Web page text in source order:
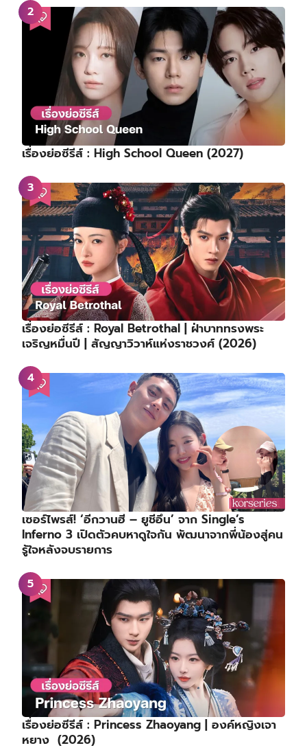
เรื่องย่อซีรีส์ : High School Queen (2027)
เรื่องย่อซีรีส์ : Royal Betrothal | ฝ่าบาททรงพระ
เจริญหมื่นปี | สัญญาวิวาห์แห่งราชวงศ์ (2026)
เซอร์ไพรส์! ‘อีกวานฮี – ยูชีอึน’ จาก Single’s
Inferno 3 เปิดตัวคบหาดูใจกัน พัฒนาจากพี่น้องสู่คน
รู้ใจหลังจบรายการ
เรื่องย่อซีรีส์ : Princess Zhaoyang | องค์หญิงเจา
หยาง (2026)